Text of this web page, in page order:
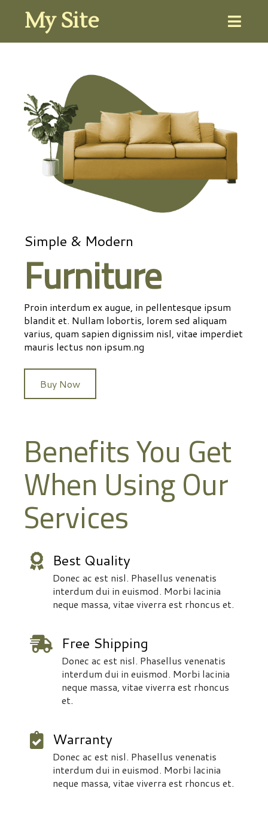
My Site
Simple & Modern
Furniture
Proin interdum ex augue, in pellentesque ipsum
blandit et. Nullam lobortis, lorem sed aliquam
varius, quam sapien dignissim nisl, vitae imperdiet
mauris lectus non ipsum.ng
Buy Now
Benefits You Get
When Using Our
Services
Best Quality
Donec ac est nisl. Phasellus venenatis
interdum dui in euismod. Morbi lacinia
neque massa, vitae viverra est rhoncus et.
Free Shipping
Donec ac est nisl. Phasellus venenatis
interdum dui in euismod. Morbi lacinia
neque massa, vitae viverra est rhoncus
et.
Warranty
Donec ac est nisl. Phasellus venenatis
interdum dui in euismod. Morbi lacinia
neque massa, vitae viverra est rhoncus et.